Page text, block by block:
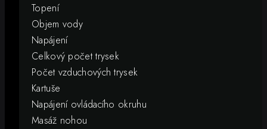
Topení
Objem vody
Napájení
Celkový počet trysek
Počet vzduchových trysek
Kartuše
Napájení ovládacího okruhu
Masáž nohou